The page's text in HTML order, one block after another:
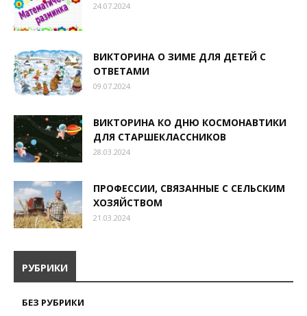
24.07.2024
ВИКТОРИНА О ЗИМЕ ДЛЯ ДЕТЕЙ С
ОТВЕТАМИ
09.07.2024
ВИКТОРИНА КО ДНЮ КОСМОНАВТИКИ
ДЛЯ СТАРШЕКЛАССНИКОВ
28.03.2024
ПРОФЕССИИ, СВЯЗАННЫЕ С СЕЛЬСКИМ
ХОЗЯЙСТВОМ
21.03.2024
РУБРИКИ
БЕЗ РУБРИКИ